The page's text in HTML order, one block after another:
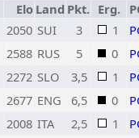
Elo Land Pkt. Erg.
2050 SUI 3 1
2588 RUS 5 0
2272 SLO 3,5 1
2677 ENG 6,5 0
2008 ITA 2,5 1